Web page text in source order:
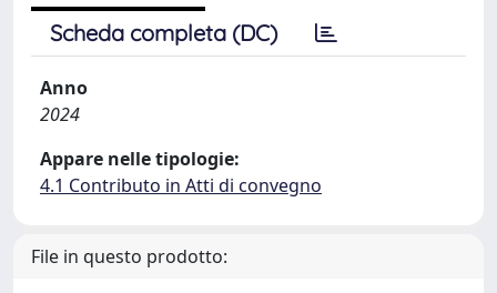
Scheda completa (DC)
Anno
2024
Appare nelle tipologie:
4.1 Contributo in Atti di convegno
File in questo prodotto: